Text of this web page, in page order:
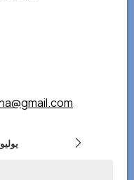
2 يوليو